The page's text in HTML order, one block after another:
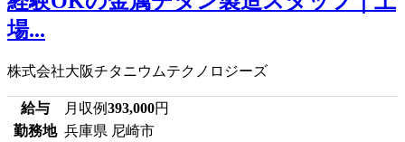
場...
株式会社大阪チタニウムテクノロジーズ
給与 月収例393,000円
勤務地 兵庫県 尼崎市